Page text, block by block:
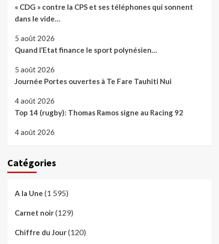
« CDG » contre la CPS et ses téléphones qui sonnent
dans le vide…
5 août 2026
Quand l’Etat finance le sport polynésien…
5 août 2026
Journée Portes ouvertes à Te Fare Tauhiti Nui
4 août 2026
Top 14 (rugby): Thomas Ramos signe au Racing 92
4 août 2026
Catégories
A la Une (1 595)
Carnet noir(129)
Chiffre du Jour(120)